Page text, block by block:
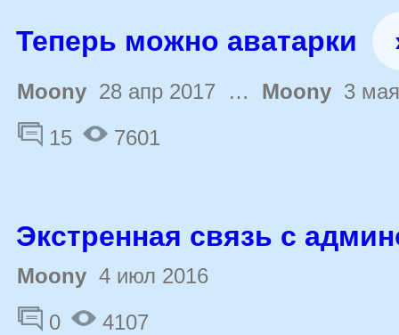
Теперь можно аватарки
Moony 28 апр 2017 … Moony 3
15
7601
Экстренная связь с
Moony 4 июл 2016
0
4107